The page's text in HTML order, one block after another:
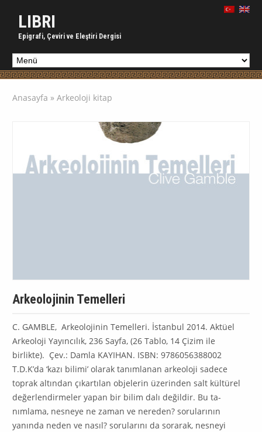
LIBRI
Epigrafi, Çeviri ve Eleştiri Dergisi
Anasayfa » Arkeoloji kitap
Arkeolojinin Temelleri
C. GAMBLE, Arkeolojinin Temelleri. İstanbul 2014. Aktüel
Arkeoloji Yayıncılık, 236 Sayfa, (26 Tablo, 14 Çizim ile
birlikte). Çev.: Damla KAYIHAN. ISBN: 9786056388002
T.D.K’da ‘kazı bilimi’ olarak tanımlanan arkeoloji sadece
toprak altından çıkartılan objelerin üzerinden salt kültürel
değerlendirmeler yapan bir bilim dalı değildir. Bu ta­
nımlama, nesneye ne zaman ve nereden? sorularının
yanında neden ve nasıl? sorularını da sorarak, nesneyi